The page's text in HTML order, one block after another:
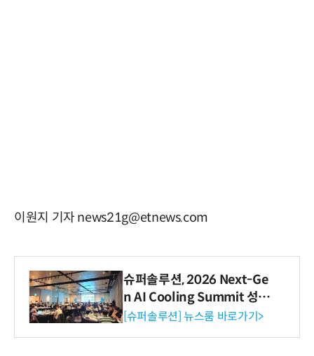
이원지 기자 news21g@etnews.com
슈퍼솔루션, 2026 Next-Ge
n AI Cooling Summit 성황
리 성료
[슈퍼솔루션] 뉴스룸 바로가기>